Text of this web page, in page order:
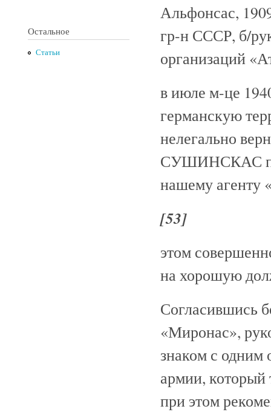
Остальное
Статьи
Альфонсас,
гр-н СССР, б/
организаций
в июле м-це
германскую
нелегально
СУШИНСКАС
нашему агенту
[53]
этом
на хорошую
Согласившись
«Миронас»,
знаком с одним
армии, который
при этом